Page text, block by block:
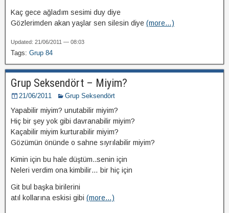
Kaç gece ağladım sesimi duy diye
Gözlerimden akan yaşlar sen silesin diye (more…)
Updated: 21/06/2011 — 08:03
Tags: Grup 84
Grup Seksendört – Miyim?
21/06/2011 Grup Seksendört
Yapabilir miyim? unutabilir miyim?
Hiç bir şey yok gibi davranabilir miyim?
Kaçabilir miyim kurturabilir miyim?
Gözümün önünde o sahne sıyrılabilir miyim?
Kimin için bu hale düştüm..senin için
Neleri verdim ona kimbilir… bir hiç için
Git bul başka birilerini
atıl kollarına eskisi gibi (more…)